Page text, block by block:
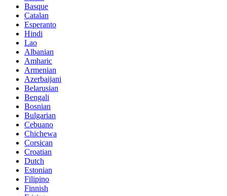
Basque
Catalan
Esperanto
Hindi
Lao
Albanian
Amharic
Armenian
Azerbaijani
Belarusian
Bengali
Bosnian
Bulgarian
Cebuano
Chichewa
Corsican
Croatian
Dutch
Estonian
Filipino
Finnish